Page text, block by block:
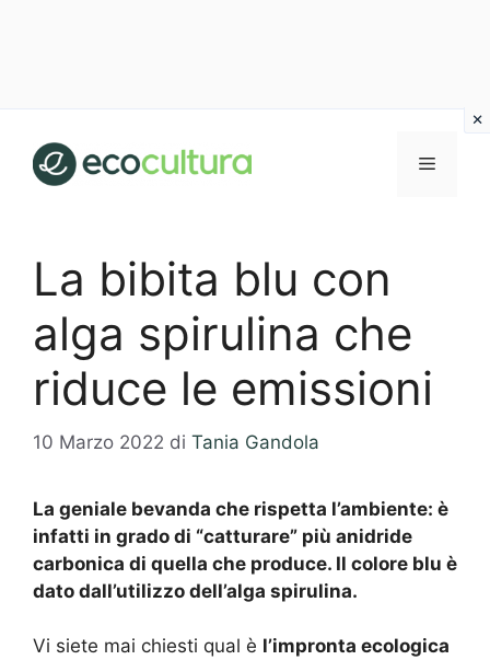
contenuto
MENU
La bibita blu con
alga spirulina che
riduce le emissioni
10 Marzo 2022 di Tania Gandola
La geniale bevanda che rispetta l’ambiente: è
infatti in grado di “catturare” più anidride
carbonica di quella che produce. Il colore blu è
dato dall’utilizzo dell’alga spirulina.
Vi siete mai chiesti qual è l’impronta ecologica